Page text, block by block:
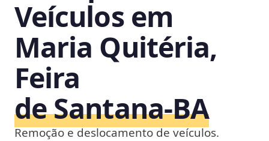
Veículos em
Maria Quitéria,
Feira
de Santana‑BA
Remoção e deslocamento de veículos.